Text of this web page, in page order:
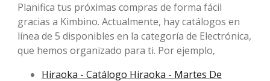
Planifica tus próximas compras de forma fácil
gracias a Kimbino. Actualmente, hay catálogos en
línea de 5 disponibles en la categoría de Electrónica,
que hemos organizado para ti. Por ejemplo,
Hiraoka - Catálogo Hiraoka - Martes De